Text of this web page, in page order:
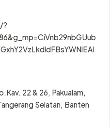
?
22 & 26, Pakualam,
Selatan, Banten